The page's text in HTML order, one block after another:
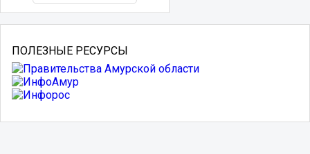
ПОЛЕЗНЫЕ РЕСУРСЫ